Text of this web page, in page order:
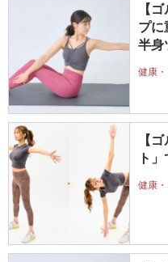
【
プに
半身
健康
【
ト
健康